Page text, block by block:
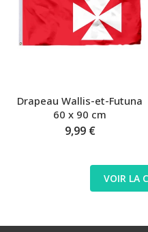
Drapeau Wallis-et-Futuna
60 x 90 cm
9,99 €
VOIR LA